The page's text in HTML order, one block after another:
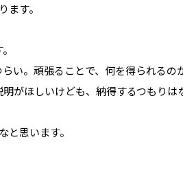
ます。
い。頑張ることで、何を得られるの
がほしいけども、納得するつもりは
思います。